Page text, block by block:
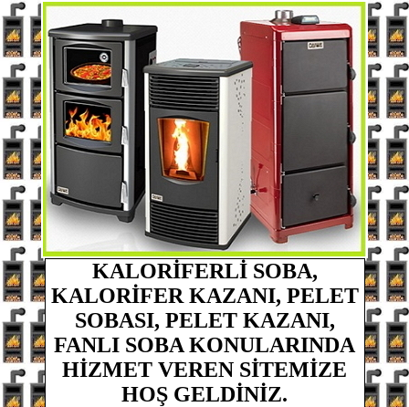
KALORİFERLİ SOBA,
KALORİFER KAZANI, PELET
SOBASI, PELET KAZANI,
FANLI SOBA KONULARINDA
HİZMET VEREN SİTEMİZE
HOŞ GELDİNİZ.